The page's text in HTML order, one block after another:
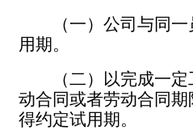
（一）公司与同
用期。
（二）以完成一
动合同或者劳动合同
得约定试用期。